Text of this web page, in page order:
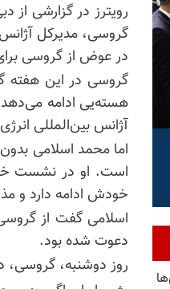
رویترز در گزارشی از
در عوض از گروسی
گروسی در این هفته
هسته‌یی ادامه
آژانس بین‌المللی
اما محمد اسلامی
است. او در نشست
خودش ادامه دارد و
اسلامی گفت از
دعوت شده بود.
روز دوشنبه، گروسی،